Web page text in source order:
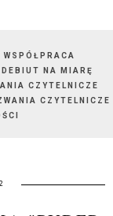
DEBIUT NA MIARĘ
CZYTELNICZE
CZYTELNICZE